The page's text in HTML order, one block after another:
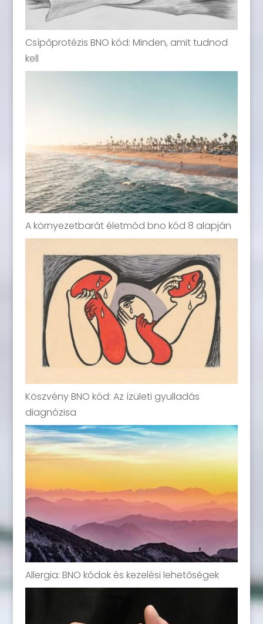
Csípőprotézis BNO kód: Minden, amit tudnod
kell
A környezetbarát életmód bno kód 8 alapján
Köszvény BNO kód: Az ízületi gyulladás
diagnózisa
Allergia: BNO kódok és kezelési lehetőségek